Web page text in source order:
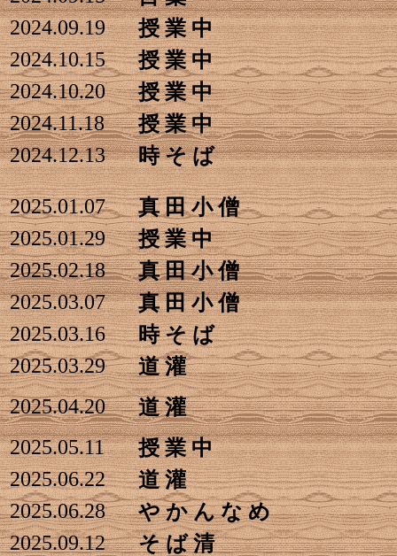
2024.09.19
授 業 中
2024.10.15
授 業 中
2024.10.20
授 業 中
2024.11.18
授 業 中
2024.12.13
時 そ ば
2025.01.07
真 田 小 僧
2025.01.29
授 業 中
2025.02.18
真 田 小 僧
2025.03.07
真 田 小 僧
2025.03.16
時 そ ば
2025.03.29
道 灌
2025.04.20
道 灌
2025.05.11
授 業 中
2025.06.22
道 灌
2025.06.28
や か ん な め
2025.09.12
そ ば 清